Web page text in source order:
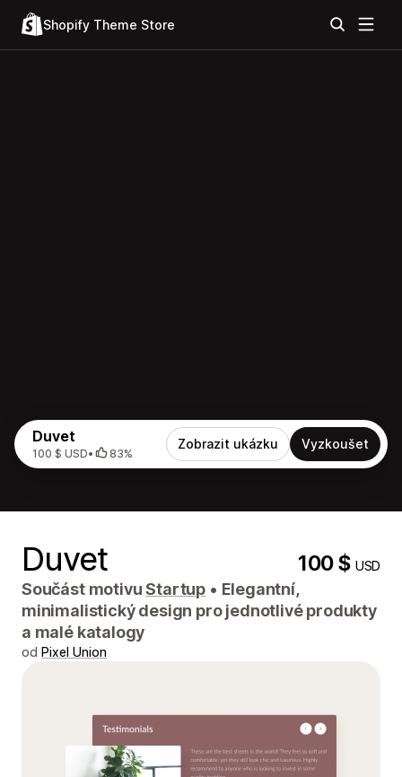
Shopify Theme Store
Duvet
100 $ USD• 83%
Zobrazit ukázku Vyzkoušet
Duvet 100 $USD
Součást motivuStartup • Elegantní,
minimalistický design pro jednotlivé produkty
a malé katalogy
od Pixel Union